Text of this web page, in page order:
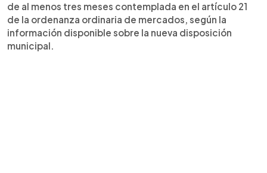
de al menos tres meses contemplada en el artículo 21
de la ordenanza ordinaria de mercados, según la
información disponible sobre la nueva disposición
municipal.